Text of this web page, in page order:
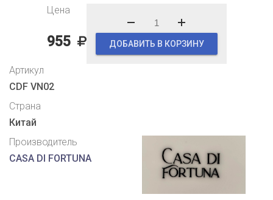
Цена
955 ДОБАВИТЬ В КОРЗИНУ
Артикул
CDF VN02
Страна
Китай
Производитель
CASA DI FORTUNA